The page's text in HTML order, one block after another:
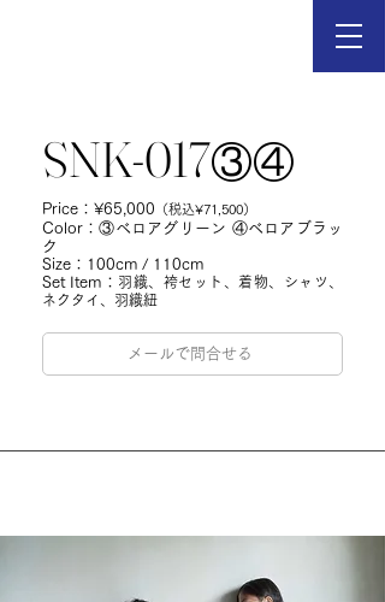
SNK-017③④
Price： ¥65,000 （税込¥71,500）
Color：③ベロアグリーン ④ベロアブラッ
ク
Size：100cm / 110cm
Set Item： 羽織、袴セット、着物、シャツ、
ネクタイ、羽織紐
メールで問合せる